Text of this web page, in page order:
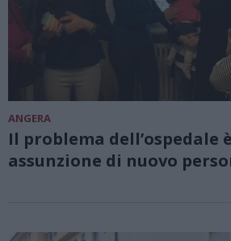
ANGERA
Il problema dell’ospedale
assunzione di nuovo